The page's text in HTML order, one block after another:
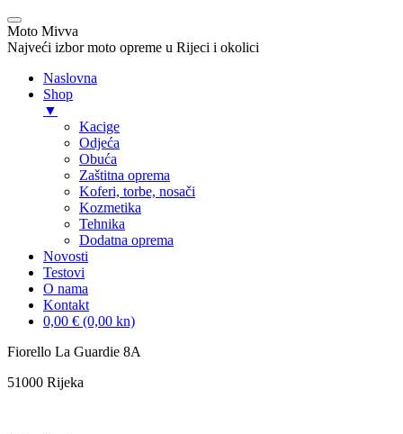
Moto Mivva
Najveći izbor moto opreme u Rijeci i okolici
Naslovna
Shop
▼
Kacige
Odjeća
Obuća
Zaštitna oprema
Koferi, torbe, nosači
Kozmetika
Tehnika
Dodatna oprema
Novosti
Testovi
O nama
Kontakt
0,00 € (0,00 kn)
Skip
content
Fiorello La Guardie 8A
51000 Rijeka